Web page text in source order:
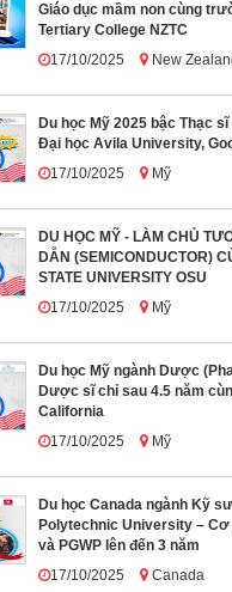
Giáo dục mầm non cùng
Tertiary College NZTC
17/10/2025
New
Du học Mỹ 2025 bậc Thạc
Đại học Avila University,
17/10/2025
Mỹ
DU HỌC MỸ - LÀM CHỦ
DẪN (SEMICONDUCTOR)
STATE UNIVERSITY OSU
17/10/2025
Mỹ
Du học Mỹ ngành Dược
Dược sĩ chỉ sau 4.5 năm
California
17/10/2025
Mỹ
Du học Canada ngành Kỹ
Polytechnic University – Cơ
và PGWP lên đến 3 năm
17/10/2025
Canada